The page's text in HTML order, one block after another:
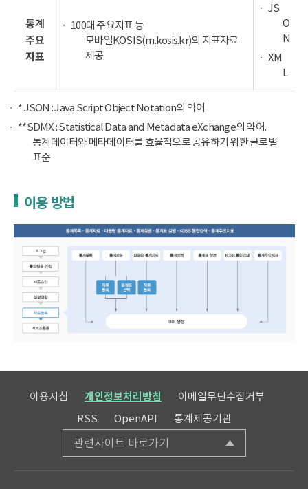
통계
주요
지표
100대 주요지표 등
모바일KOSIS(m.kosis.kr)의 지표자료
제공
JS
O
N
XM
L
* JSON : Java Script Object Notation의 약어
**SDMX : Statistical Data and Metadata eXchange의 약어.
통계데이터와 메타데이터를 효율적으로 공유하기 위한 글로벌
표준
이용 방법
이용지침 개인정보처리방침
이메일무단수집거부
RSS
OpenAPI 통계제공기관
관련사이트 바로가기